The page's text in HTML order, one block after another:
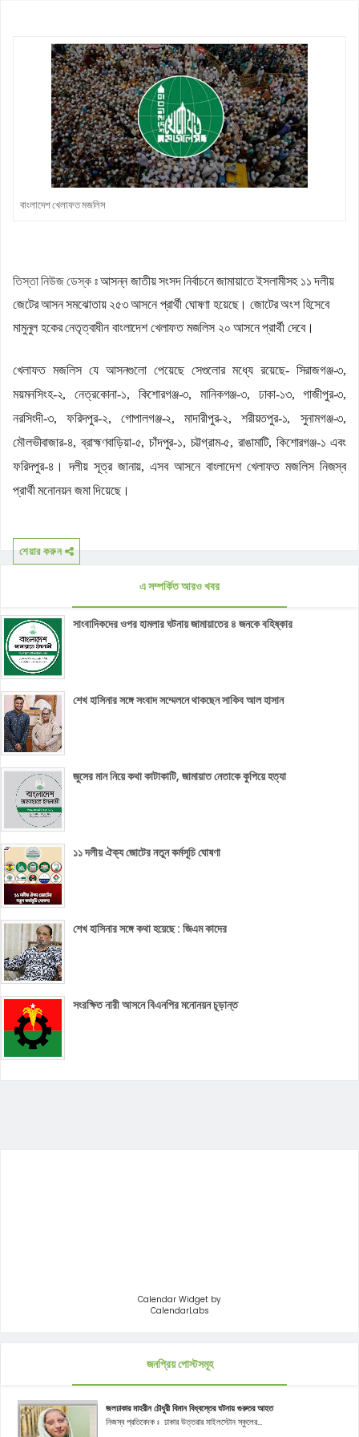
কাজিদের আয় ১৪৪০ কোটি, সরকারের কোষাগারে নেই ১ শতাংশও
শাপলা চত্বর ‘গণহত্যা’ মামলায় লতিফ সিদ্দিকী গ্রেপ্তার
এমপিওভুক্ত শিক্ষকদের স্থানীয় নির্বাচনে প্রার্থীসহ ইসির কাছে জামায়াতের ৩
দাবি
পাটগ্রামে ফ্যামিলি কার্ডের তথ্য সংগ্রহকারী নিয়োগে অনিয়মের অভিযোগ,
ইউএনওকে অবরুদ্ধ
আগামী ১০ বছরের মধ্যে সরকার গঠন করতে চায় এনসিপি: নাহিদ ইসলাম
বাংলাদেশ খেলাফত মজলিস
তিস্তা নিউজ ডেস্ক ঃআসন্ন জাতীয় সংসদ নির্বাচনে জামায়াতে ইসলামীসহ ১১ দলীয়
জেটের আসন সমঝোতায় ২৫৩ আসনে প্রার্থী ঘোষণা হয়েছে। জোটের অংশ হিসেবে
মামুনুল হকের নেতৃত্বাধীন বাংলাদেশ খেলাফত মজলিস ২০ আসনে প্রার্থী দেবে।
খেলাফত মজলিস যে আসনগুলো পেয়েছে সেগুলোর মধ্যে রয়েছে- সিরাজগঞ্জ-৩,
ময়মনসিংহ-২, নেত্রকোনা-১, কিশোরগঞ্জ-৩, মানিকগঞ্জ-৩, ঢাকা-১৩, গাজীপুর-৩,
নরসিংদী-৩, ফরিদপুর-২, গোপালগঞ্জ-২, মাদারীপুর-২, শরীয়তপুর-১, সুনামগঞ্জ-৩,
মৌলভীবাজার-৪, ব্রাহ্মণবাড়িয়া-৫, চাঁদপুর-১, চট্টগ্রাম-৫, রাঙামাটি, কিশোরগঞ্জ-১ এবং
ফরিদপুর-৪। দলীয় সূত্র জানায়, এসব আসনে বাংলাদেশ খেলাফত মজলিস নিজস্ব
প্রার্থী মনোনয়ন জমা দিয়েছে।
শেয়ার করুন
এ সম্পর্কিত আরও খবর
সাংবাদিকদের ওপর হামলার ঘটনায় জামায়াতের ৪ জনকে বহিষ্কার
শেখ হাসিনার সঙ্গে সংবাদ সম্মেলনে থাকছেন সাকিব আল হাসান
জুসের মান নিয়ে কথা কাটাকাটি, জামায়াত নেতাকে কুপিয়ে হত্যা
১১ দলীয় ঐক্য জোটের নতুন কর্মসূচি ঘোষণা
শেখ হাসিনার সঙ্গে কথা হয়েছে : জিএম কাদের
সংরক্ষিত নারী আসনে বিএনপির মনোনয়ন চূড়ান্ত
Calendar Widget by
CalendarLabs
জনপ্রিয় পোস্টসমূহ
জলঢাকার মাহরীন চৌধুরী বিমান বিধ্বস্তের ঘটনায় গুরুতর আহত
নিজস্ব প্রতিবেদক ঃ ঢাকার উত্তরার মাইলস্টোন স্কুলের...